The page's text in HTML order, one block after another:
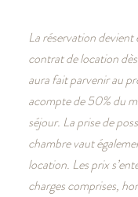
La réservation
contrat de location
aura fait parvenir au
acompte de 50% du
séjour. La prise de
chambre vaut
location. Les prix
charges comprises,